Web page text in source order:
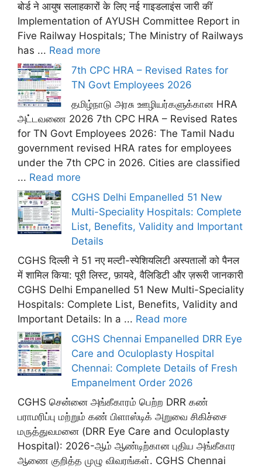
बोर्ड ने आयुष सलाहकारों के लिए नई गाइडलाइंस जारी कीं
Implementation of AYUSH Committee Report in
Five Railway Hospitals; The Ministry of Railways
has ... Read more
7th CPC HRA – Revised Rates for
TN Govt Employees 2026
தமிழ்நாடு அரசு ஊழியர்களுக்கான HRA
அட்டவணை 2026 7th CPC HRA – Revised Rates
for TN Govt Employees 2026: The Tamil Nadu
government revised HRA rates for employees
under the 7th CPC in 2026. Cities are classified
... Read more
CGHS Delhi Empanelled 51 New
Multi-Speciality Hospitals: Complete
List, Benefits, Validity and Important
Details
CGHS दिल्ली ने 51 नए मल्टी-स्पेशियलिटी अस्पतालों को पैनल
में शामिल किया: पूरी लिस्ट, फ़ायदे, वैलिडिटी और ज़रूरी जानकारी
CGHS Delhi Empanelled 51 New Multi-Speciality
Hospitals: Complete List, Benefits, Validity and
Important Details: In a ... Read more
CGHS Chennai Empanelled DRR Eye
Care and Oculoplasty Hospital
Chennai: Complete Details of Fresh
Empanelment Order 2026
CGHS சென்னை அங்கீகாரம் பெற்ற DRR கண்
பராமரிப்பு மற்றும் கண் பிளாஸ்டிக் அறுவை சிகிச்சை
மருத்துவமனை (DRR Eye Care and Oculoplasty
Hospital): 2026-ஆம் ஆண்டிற்கான புதிய அங்கீகார
ஆணை குறித்த முழு விவரங்கள். CGHS Chennai